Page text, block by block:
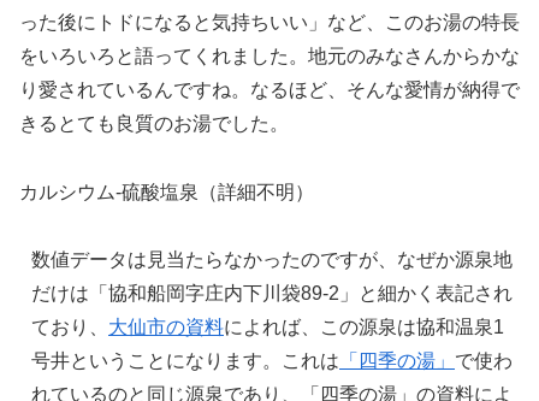
った後にトドになると気持ちいい」など、このお湯の特長
をいろいろと語ってくれました。地元のみなさんからかな
り愛されているんですね。なるほど、そんな愛情が納得で
きるとても良質のお湯でした。
カルシウム-硫酸塩泉（詳細不明）
数値データは見当たらなかったのですが、なぜか源泉地
だけは「協和船岡字庄内下川袋89-2」と細かく表記され
ており、 大仙市の資料によれば、この源泉は協和温泉1
号井ということになります。これは 「四季の湯」 で使わ
れているのと同じ源泉であり、「四季の湯」の資料によ